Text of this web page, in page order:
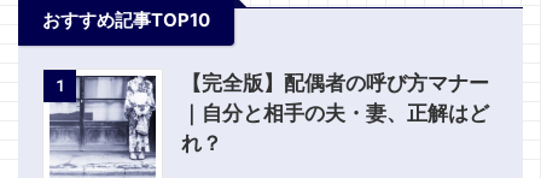
おすすめ記事TOP10
1
【完全版】配偶者の呼び方マナー
｜自分と相手の夫・妻、正解はど
れ？